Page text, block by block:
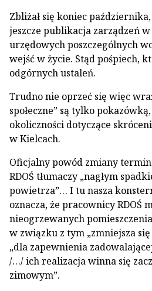
Zbliżał się koniec
jeszcze publikacja zarządzeń
urzędowych poszczególnych
wejść w życie. Stąd pośpiech,
odgórnych ustaleń.
Trudno nie oprzeć się więc
społeczne” są tylko
okoliczności dotyczące
w Kielcach.
Oficjalny powód zmiany
RDOŚ tłumaczy „nagłym
powietrza”… I tu nasza
oznacza, że pracownicy RDOŚ
nieogrzewanych
w związku z tym „zmniejsza
„dla zapewnienia
/…/ ich realizacja winna się
zimowym”.